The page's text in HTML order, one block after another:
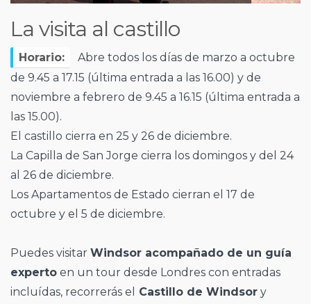
La visita al castillo
Horario:
Abre todos los días de marzo a octubre
de 9.45 a 17.15 (última entrada a las 16.00) y de
noviembre a febrero de 9.45 a 16.15 (última entrada a
las 15.00).
El castillo cierra en 25 y 26 de diciembre.
La Capilla de San Jorge cierra los domingos y del 24
al 26 de diciembre.
Los Apartamentos de Estado cierran el 17 de
octubre y el 5 de diciembre.
Puedes visitar Windsor acompañado de un guía
experto en un tour desde Londres con entradas
incluídas, recorrerás el
Castillo de Windsor y